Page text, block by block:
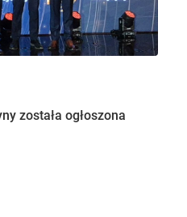
została ogłoszona